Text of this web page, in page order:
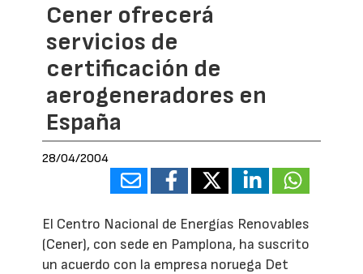
Cener ofrecerá
servicios de
certificación de
aerogeneradores en
España
28/04/2004
El Centro Nacional de Energías Renovables
(Cener), con sede en Pamplona, ha suscrito
un acuerdo con la empresa noruega Det